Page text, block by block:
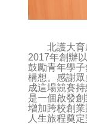
北護大育成
2017年創辦
鼓勵青年學
構想。感謝
成這場競賽
是一個啟發
增加跨校創
人生旅程奠